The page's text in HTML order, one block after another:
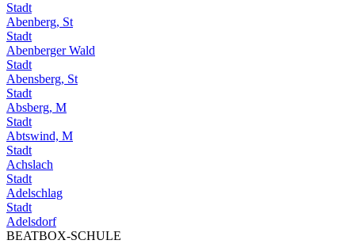
Stadt
Abenberg, St
Stadt
Abenberger Wald
Stadt
Abensberg, St
Stadt
Absberg, M
Stadt
Abtswind, M
Stadt
Achslach
Stadt
Adelschlag
Stadt
Adelsdorf
BEATBOX-SCHULE